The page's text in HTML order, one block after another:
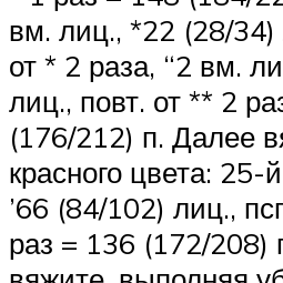
вм. лиц., *22 (28/34)
от * 2 раза, “2 вм.
лиц., повт. от ** 2
(176/212) п. Далее
красного цвета:
’66 (84/102) лиц.,
раз = 136 (172/208)